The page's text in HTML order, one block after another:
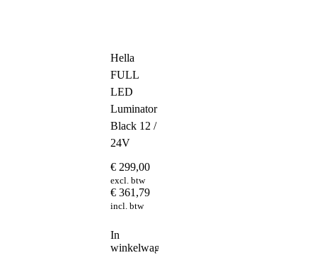
Hella
FULL
LED
Luminator
Black 12 /
24V
€ 299,00
excl. btw
€ 361,79
incl. btw
In
winkelwagen